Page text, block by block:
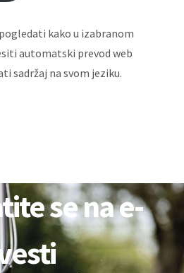
kako u izabranom
automatski prevod web
sadržaj na svom jeziku.
se na e-